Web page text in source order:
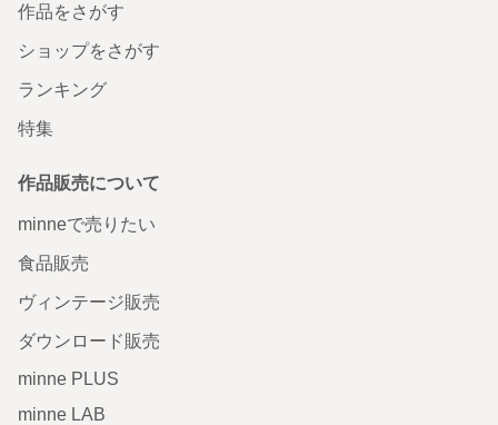
作品をさがす
ショップをさがす
ランキング
特集
作品販売について
minneで売りたい
食品販売
ヴィンテージ販売
ダウンロード販売
minne PLUS
minne LAB